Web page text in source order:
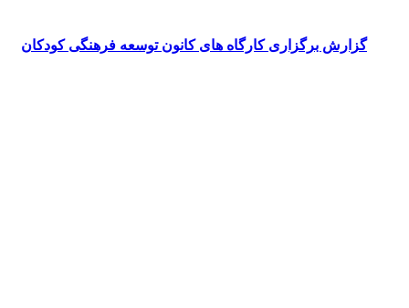
گزارش برگزاری کارگاه های کانون توسعه فرهنگی کودکان